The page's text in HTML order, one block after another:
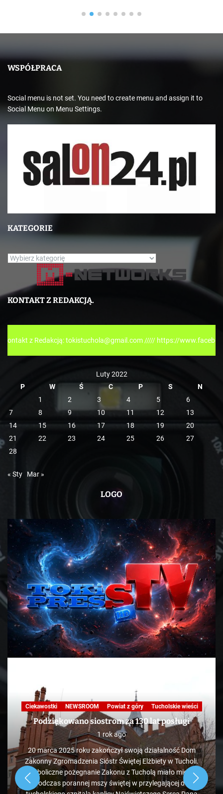
WSPÓŁPRACA
Social menu is not set. You need to create menu and assign it to
Social Menu on Menu Settings.
KATEGORIE
K
e
i
e
KONTAKT Z REDAKCJĄ.
tokistuchola@gmail.com ///// https://www.facebook.com/
Luty 2022
P
W Ś C P S
N
1
2 3 4 5
6
7
8 9 10 11 12
13
14
15 16 17 18 19
20
21
22 23 24 25 26
27
28
« Sty Mar »
LOGO
Ciekawostki NEWSROOM Powiat z góry Tucholskie wieści
Podziękowano siostrom za 130 lat posługi
1 rok ago
20 marca 2025 roku zakończył swoją działalność Dom
Zakonny Zgromadzenia Sióstr Świętej Elżbiety w Tucholi.
Symboliczne pożegnanie Zakonu z Tucholą miało miejsce
podczas porannej mszy świętej w przylegającej do